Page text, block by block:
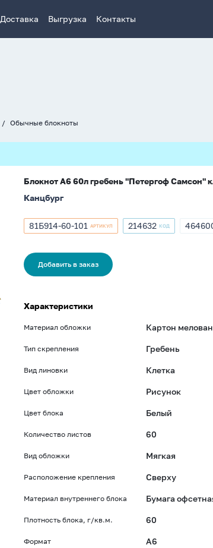
Доставка Выгрузка Контакты
Обычные блокноты
Блокнот А6 60л гребень "Петергоф Самсон"
Канцбург
Артикул
60-
101
81Б914-60-101 АРТИКУЛ
Артикул
214632 КОД
Добавить в заказ
Характеристики
Материал обложки Картон
Тип скрепления Гребень
Вид линовки Клетка
Цвет обложки Рисунок
Цвет блока Белый
Количество листов 60
Вид обложки Мягкая
Расположение крепления Сверху
Материал внутреннего блока Бумага
Плотность блока, г/кв.м. 60
Формат A6